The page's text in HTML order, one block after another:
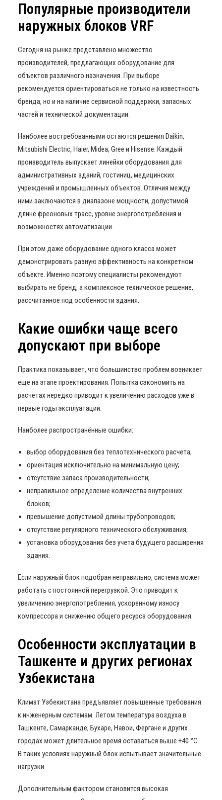
Популярные производители
наружных блоков VRF
Сегодня на рынке представлено множество
производителей, предлагающих оборудование для
объектов различного назначения. При выборе
рекомендуется ориентироваться не только на известность
бренда, но и на наличие сервисной поддержки, запасных
частей и технической документации.
Наиболее востребованными остаются решения Daikin,
Mitsubishi Electric, Haier, Midea, Gree и Hisense. Каждый
производитель выпускает линейки оборудования для
административных зданий, гостиниц, медицинских
учреждений и промышленных объектов. Отличия между
ними заключаются в диапазоне мощности, допустимой
длине фреоновых трасс, уровне энергопотребления и
возможностях автоматизации.
При этом даже оборудование одного класса может
демонстрировать разную эффективность на конкретном
объекте. Именно поэтому специалисты рекомендуют
выбирать не бренд, а комплексное техническое решение,
рассчитанное под особенности здания.
Какие ошибки чаще всего
допускают при выборе
Практика показывает, что большинство проблем возникает
еще на этапе проектирования. Попытка сэкономить на
расчетах нередко приводит к увеличению расходов уже в
первые годы эксплуатации.
Наиболее распространённые ошибки:
выбор оборудования без теплотехнического расчета;
ориентация исключительно на минимальную цену;
отсутствие запаса производительности;
неправильное определение количества внутренних
блоков;
превышение допустимой длины трубопроводов;
отсутствие регулярного технического обслуживания;
установка оборудования без учета будущего расширения
здания.
Если наружный блок подобран неправильно, система может
работать с постоянной перегрузкой. Это приводит к
увеличению энергопотребления, ускоренному износу
компрессора и снижению общего ресурса оборудования.
Особенности эксплуатации в
Ташкенте и других регионах
Узбекистана
Климат Узбекистана предъявляет повышенные требования
к инженерным системам. Летом температура воздуха в
Ташкенте, Самарканде, Бухаре, Навои, Фергане и других
городах может длительное время оставаться выше +40 °C.
В таких условиях наружный блок испытывает значительные
нагрузки.
Дополнительным фактором становится высокая